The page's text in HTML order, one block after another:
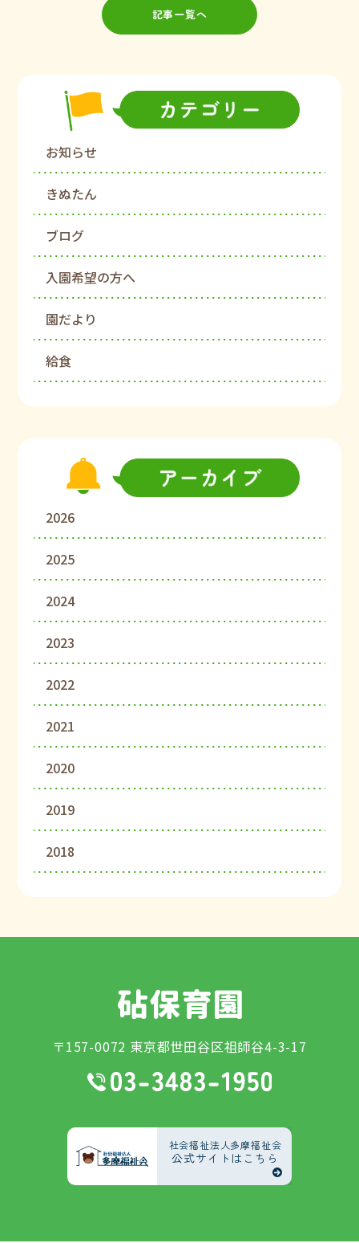
記事一覧へ
お知らせ
きぬたん
ブログ
入園希望の方へ
園だより
給食
2026
2025
2024
2023
2022
2021
2020
2019
2018
〒157-0072 東京都世田谷区祖師谷4-3-17
社会福祉法人多摩福祉会
公式サイトはこちら